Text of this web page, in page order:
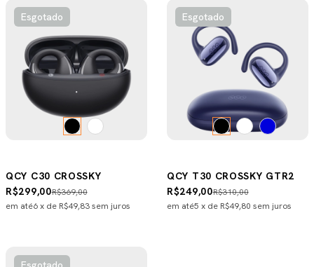
Esgotado
QCY C30 CROSSKY
R$369,00
R$299,00
em até6x de R$49,83sem juros
Esgotado
QCY T30 CROSSKY GTR2
R$310,00
R$249,00
em até5 x de R$49,80 sem juros